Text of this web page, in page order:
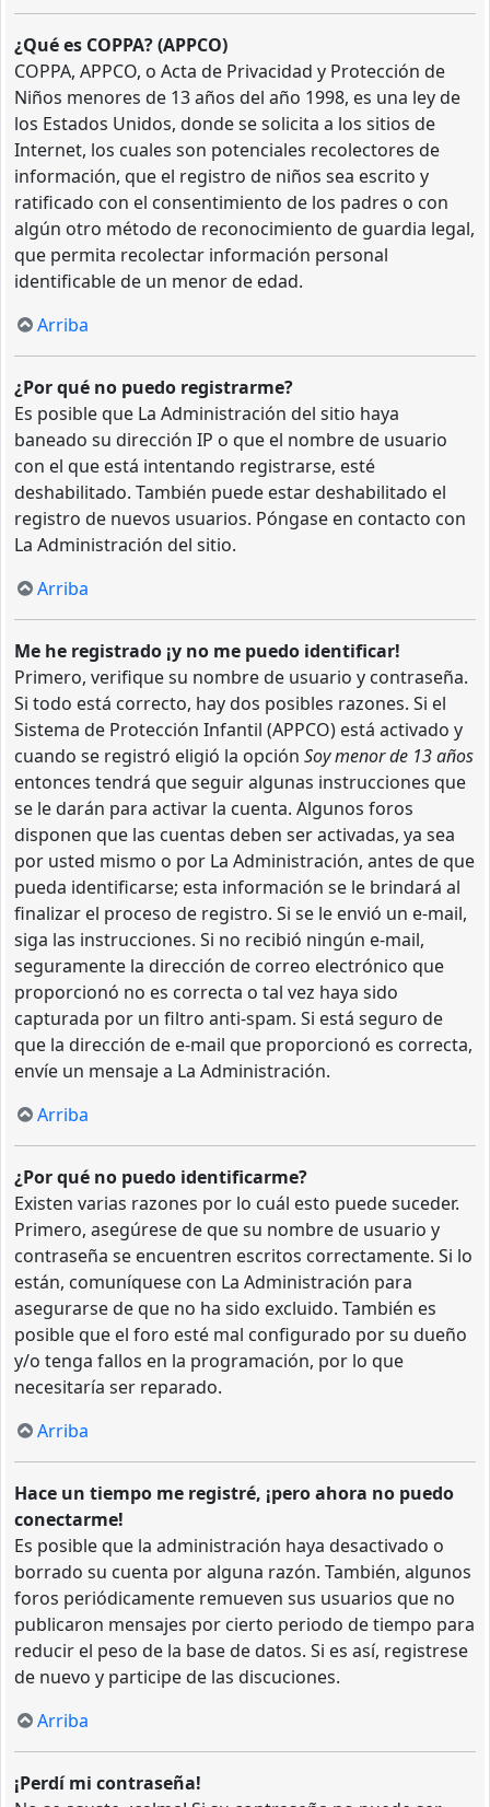
¿Qué es COPPA? (APPCO)
COPPA, APPCO, o Acta de Privacidad y Protección de
Niños menores de 13 años del año 1998, es una ley de
los Estados Unidos, donde se solicita a los sitios de
Internet, los cuales son potenciales recolectores de
información, que el registro de niños sea escrito y
ratificado con el consentimiento de los padres o con
algún otro método de reconocimiento de guardia legal,
que permita recolectar información personal
identificable de un menor de edad.
Arriba
¿Por qué no puedo registrarme?
Es posible que La Administración del sitio haya
baneado su dirección IP o que el nombre de usuario
con el que está intentando registrarse, esté
deshabilitado. También puede estar deshabilitado el
registro de nuevos usuarios. Póngase en contacto con
La Administración del sitio.
Arriba
Me he registrado ¡y no me puedo identificar!
Primero, verifique su nombre de usuario y contraseña.
Si todo está correcto, hay dos posibles razones. Si el
Sistema de Protección Infantil (APPCO) está activado y
cuando se registró eligió la opción Soy menor de 13 años
entonces tendrá que seguir algunas instrucciones que
se le darán para activar la cuenta. Algunos foros
disponen que las cuentas deben ser activadas, ya sea
por usted mismo o por La Administración, antes de que
pueda identificarse; esta información se le brindará al
finalizar el proceso de registro. Si se le envió un e-mail,
siga las instrucciones. Si no recibió ningún e-mail,
seguramente la dirección de correo electrónico que
proporcionó no es correcta o tal vez haya sido
capturada por un filtro anti-spam. Si está seguro de
que la dirección de e-mail que proporcionó es correcta,
envíe un mensaje a La Administración.
Arriba
¿Por qué no puedo identificarme?
Existen varias razones por lo cuál esto puede suceder.
Primero, asegúrese de que su nombre de usuario y
contraseña se encuentren escritos correctamente. Si lo
están, comuníquese con La Administración para
asegurarse de que no ha sido excluido. También es
posible que el foro esté mal configurado por su dueño
y/o tenga fallos en la programación, por lo que
necesitaría ser reparado.
Arriba
Hace un tiempo me registré, ¡pero ahora no puedo
conectarme!
Es posible que la administración haya desactivado o
borrado su cuenta por alguna razón. También, algunos
foros periódicamente remueven sus usuarios que no
publicaron mensajes por cierto periodo de tiempo para
reducir el peso de la base de datos. Si es así, registrese
de nuevo y participe de las discuciones.
Arriba
¡Perdí mi contraseña!